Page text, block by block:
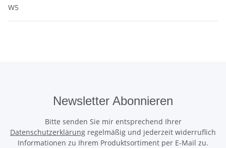
W5
Newsletter Abonnieren
Bitte senden Sie mir entsprechend Ihrer
Datenschutzerklärung regelmäßig und jederzeit widerruflich
Informationen zu Ihrem Produktsortiment per E-Mail zu.